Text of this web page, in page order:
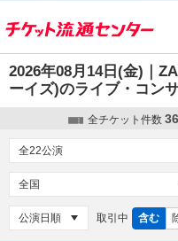
2026年08月14日(金)｜
ーイズ)のライブ・コン
全チケット件数 36
取引中 含む